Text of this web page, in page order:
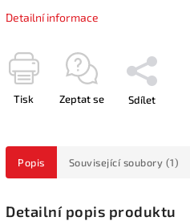
Detailní informace
Tisk Zeptat se Sdílet
Popis Související soubory (1)
Detailní popis produktu